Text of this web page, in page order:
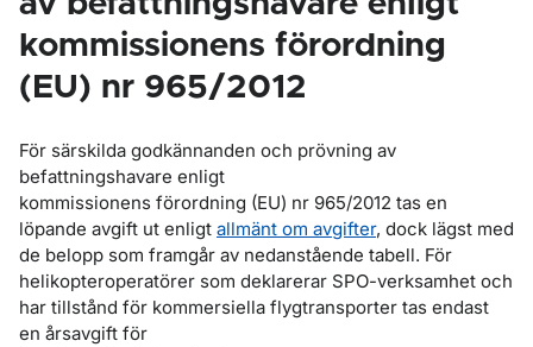
kommissionens förordning
(EU) nr 965/2012
För särskilda godkännanden och prövning av
befattningshavare enligt
kommissionens förordning (EU) nr 965/2012 tas en
löpande avgift ut enligt allmänt om avgifter, dock lägst med
de belopp som framgår av nedanstående tabell. För
helikopteroperatörer som deklarerar SPO-verksamhet och
har tillstånd för kommersiella flygtransporter tas endast
en årsavgift för